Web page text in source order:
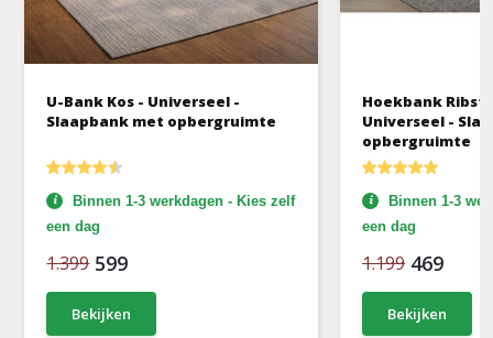
U-Bank Kos - Universeel -
Slaapbank met opbergruimte
Binnen 1-3 werkdagen - Kies zelf
een dag
1.399 599
Bekijken
Hoekbank
Universeel -
opbergruimte
Binnen 1-3
een dag
1.199 469
Bekijken